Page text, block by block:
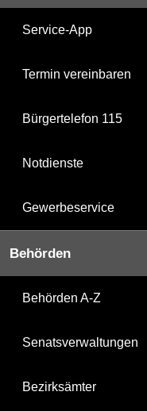
Service-App
Termin vereinbaren
Bürgertelefon 115
Notdienste
Gewerbeservice
Behörden
Behörden A-Z
Senatsverwaltungen
Bezirksämter